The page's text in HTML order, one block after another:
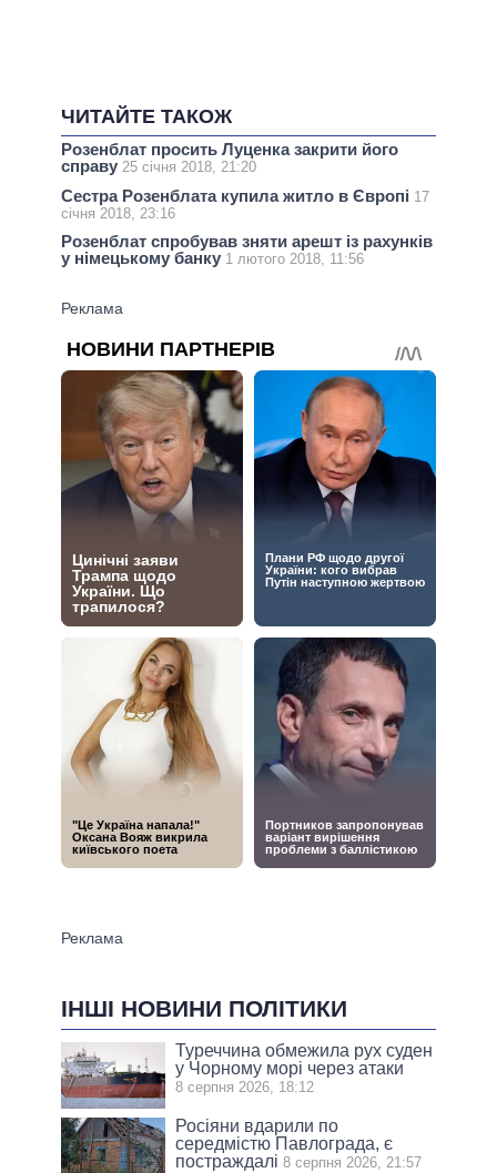
ЧИТАЙТЕ ТАКОЖ
Розенблат просить Луценка закрити його
справу 25 січня 2018, 21:20
Сестра Розенблата купила житло в Європі 17
січня 2018, 23:16
Розенблат спробував зняти арешт із рахунків
у німецькому банку 1 лютого 2018, 11:56
ІНШІ НОВИНИ ПОЛІТИКИ
Туреччина обмежила рух суден
у Чорному морі через атаки
8 серпня 2026, 18:12
Росіяни вдарили по
середмістю Павлограда, є
постраждалі 8 серпня 2026, 21:57